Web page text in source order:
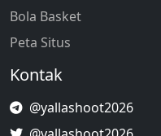
Bola Basket
Peta Situs
Kontak
@yallashoot2026